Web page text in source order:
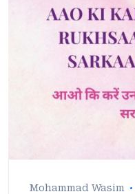
Mohammad Wasim